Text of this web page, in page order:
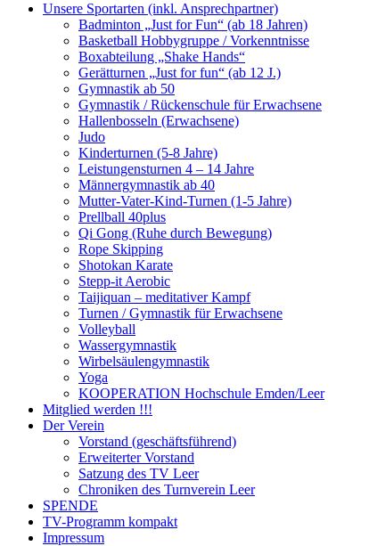
Unsere Sportarten (inkl. Ansprechpartner)
Badminton „Just for Fun“ (ab 18 Jahren)
Basketball Hobbygruppe / Vorkenntnisse
Boxabteilung „Shake Hands“
Gerätturnen „Just for fun“ (ab 12 J.)
Gymnastik ab 50
Gymnastik / Rückenschule für Erwachsene
Hallenbosseln (Erwachsene)
Judo
Kinderturnen (5-8 Jahre)
Leistungensturnen 4 – 14 Jahre
Männergymnastik ab 40
Mutter-Vater-Kind-Turnen (1-5 Jahre)
Prellball 40plus
Qi Gong (Ruhe durch Bewegung)
Rope Skipping
Shotokan Karate
Stepp-it Aerobic
Taijiquan – meditativer Kampf
Turnen / Gymnastik für Erwachsene
Volleyball
Wassergymnastik
Wirbelsäulengymnastik
Yoga
KOOPERATION Hochschule Emden/Leer
Mitglied werden !!!
Der Verein
Vorstand (geschäftsführend)
Erweiterter Vorstand
Satzung des TV Leer
Chroniken des Turnverein Leer
SPENDE
TV-Programm kompakt
Impressum